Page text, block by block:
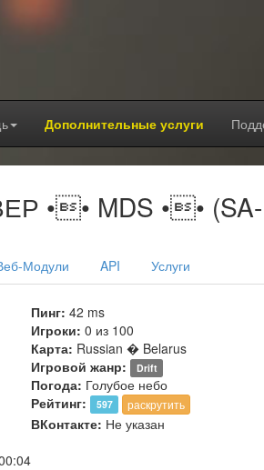
Дополнительные услуги
•• MDS •• (SA-
Модули API Услуги
Пинг: 42 ms
Игроки:0 из 100
Карта: Russian � Belarus
Игровой жанр: Drift
Погода: Голубое небо
Рейтинг: 597 раскрутить
ВКонтакте: Не указан